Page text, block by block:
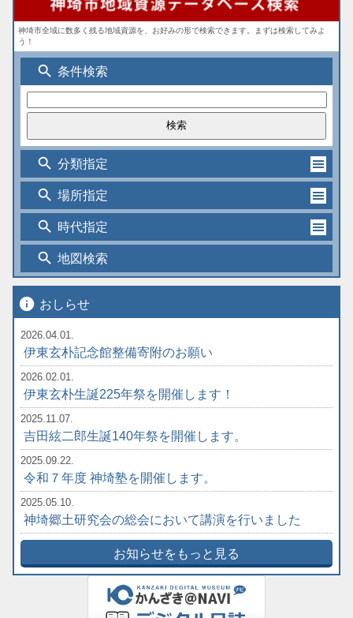
神埼市全域に数多く残る地域資源を、お好みの形で検索できます。まずは検索してみよ
う！
search 条件検索
search 分類指定
search 場所指定
search 時代指定
search 地図検索
info おしらせ
2026.04.01.
伊東玄朴記念館整備寄附のお願い
2026.02.01.
伊東玄朴生誕225年祭を開催します！
2025.11.07.
吉田絃二郎生誕140年祭を開催します。
2025.09.22.
令和７年度 神埼塾を開催します。
2025.05.10.
神埼郷土研究会の総会において講演を行いました
お知らせをもっと見る